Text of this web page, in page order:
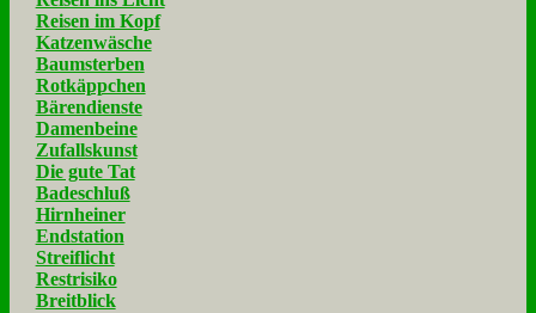
Reisen im Kopf
Katzenwäsche
Baumsterben
Rotkäppchen
Bärendienste
Damenbeine
Zufallskunst
Die gute Tat
Badeschluß
Hirnheiner
Endstation
Streiflicht
Restrisiko
Breitblick